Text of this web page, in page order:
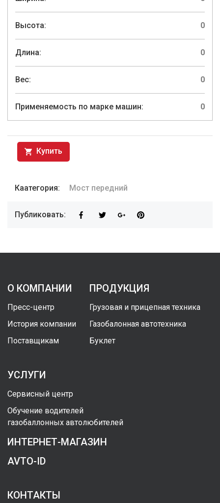
Высота: 0
Длина: 0
Вес: 0
Применяемость по марке машин: 0
Купить
Каатегория: Мост передний
Публиковать:
О КОМПАНИИ
Пресс-центр
История компании
Поставщикам
ПРОДУКЦИЯ
Грузовая и прицепная техника
Газобалонная автотехника
Буклет
УСЛУГИ
Сервисный центр
Обучение водителей
газобаллонных автолюбителей
ИНТЕРНЕТ-МАГАЗИН
AVTO-ID
КОНТАКТЫ